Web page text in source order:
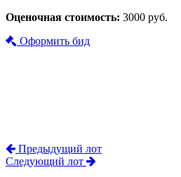
Оценочная стоимость: 3000 руб.
Оформить бид
Предыдущий лот
Следующий лот